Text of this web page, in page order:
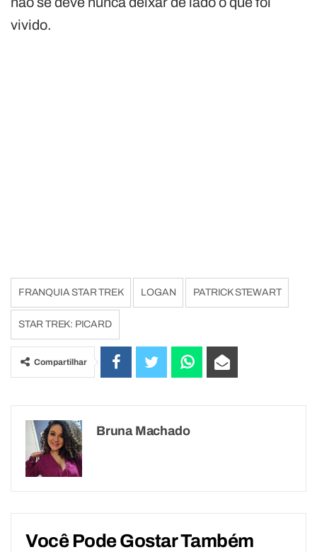
vivido.
FRANQUIA STAR TREK LOGAN PATRICK STEWART
STAR TREK: PICARD
Compartilhar
Bruna Machado
Você Pode Gostar Também